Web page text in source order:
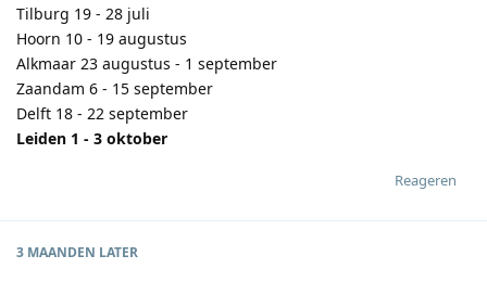
Tilburg 19 - 28 juli
Hoorn 10 - 19 augustus
Alkmaar 23 augustus - 1 september
Zaandam 6 - 15 september
Delft 18 - 22 september
Leiden 1 - 3 oktober
Reageren
3 MAANDEN LATER